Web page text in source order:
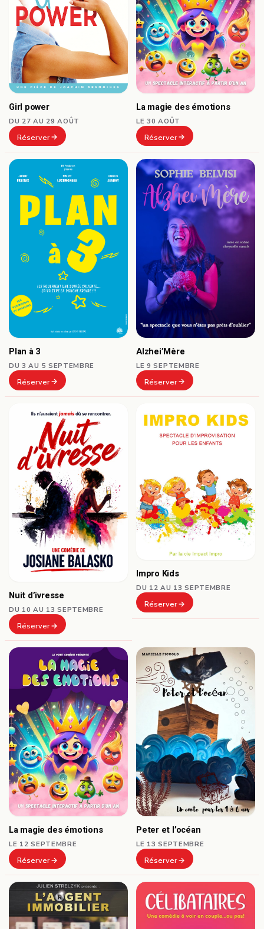
Girl power
DU 27 AU 29 AOÛT
Réserver
La magie des émotions
LE 30 AOÛT
Réserver
Plan à 3
DU 3 AU 5 SEPTEMBRE
Réserver
Alzhei’Mère
LE 9 SEPTEMBRE
Réserver
Nuit d’ivresse
DU 10 AU 13 SEPTEMBRE
Réserver
Impro Kids
DU 12 AU 13 SEPTEMBRE
Réserver
La magie des émotions
LE 12 SEPTEMBRE
Réserver
Peter et l’océan
LE 13 SEPTEMBRE
Réserver